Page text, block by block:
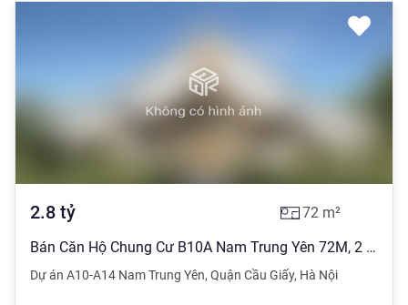
2.8 tỷ 72 m²
Bán Căn Hộ Chung Cư B10A Nam Trung Yên 72M, 2 Phòng Ngủ 2Vs, 2.8 Tỷ. 0382757616
Dự án A10-A14 Nam Trung Yên, Quận Cầu Giấy, Hà Nội